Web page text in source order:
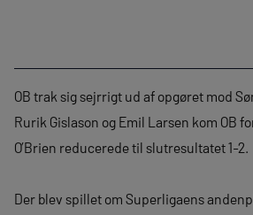
OB trak sig sejrrigt ud af opgøret mod
Rurik Gislason og Emil Larsen kom OB
O’Brien reducerede til slutresultatet 1-2.
Der blev spillet om Superligaens